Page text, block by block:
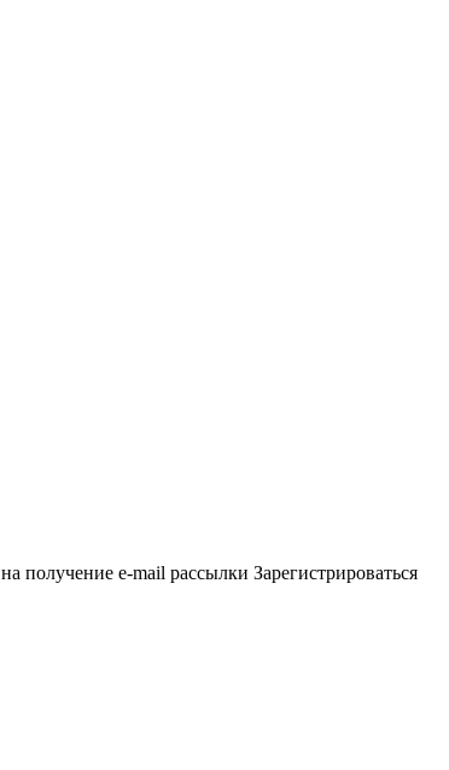
на получение e-mail рассылки Зарегистрироваться